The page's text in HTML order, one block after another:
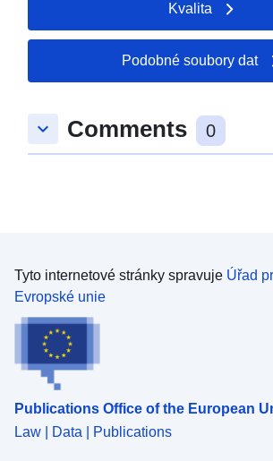
Kvalita
Podobné soubory dat
keyboard_arrow_down Comments 0
Tyto internetové stránky spravuje Úřad
Evropské unie
Publications Office of the European
Law | Data | Publications